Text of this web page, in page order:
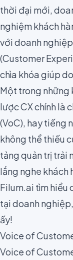
thời đại mới,
nghiệm khách
với doanh
(Customer
chìa khóa giúp
Một trong những
lược CX chính là
(VoC), hay tiếng
không thể thiếu
tảng quản trị trải
lắng nghe khách
Filum.ai tìm hiểu
tại doanh
ấy!
Voice of
Voice of